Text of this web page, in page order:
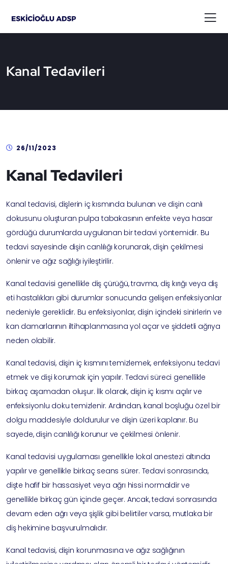
Kanal Tedavileri
26/11/2023
Kanal Tedavileri
Kanal tedavisi, dişlerin iç kısmında bulunan ve dişin canlı
dokusunu oluşturan pulpa tabakasının enfekte veya hasar
gördüğü durumlarda uygulanan bir tedavi yöntemidir. Bu
tedavi sayesinde dişin canlılığı korunarak, dişin çekilmesi
önlenir ve ağız sağlığı iyileştirilir.
Kanal tedavisi genellikle diş çürüğü, travma, diş kırığı veya diş
eti hastalıkları gibi durumlar sonucunda gelişen enfeksiyonlar
nedeniyle gereklidir. Bu enfeksiyonlar, dişin içindeki sinirlerin ve
kan damarlarının iltihaplanmasına yol açar ve şiddetli ağrıya
neden olabilir.
Kanal tedavisi, dişin iç kısmını temizlemek, enfeksiyonu tedavi
etmek ve dişi korumak için yapılır. Tedavi süreci genellikle
birkaç aşamadan oluşur. İlk olarak, dişin iç kısmı açılır ve
enfeksiyonlu doku temizlenir. Ardından, kanal boşluğu özel bir
dolgu maddesiyle doldurulur ve dişin üzeri kaplanır. Bu
sayede, dişin canlılığı korunur ve çekilmesi önlenir.
Kanal tedavisi uygulaması genellikle lokal anestezi altında
yapılır ve genellikle birkaç seans sürer. Tedavi sonrasında,
dişte hafif bir hassasiyet veya ağrı hissi normaldir ve
genellikle birkaç gün içinde geçer. Ancak, tedavi sonrasında
devam eden ağrı veya şişlik gibi belirtiler varsa, mutlaka bir
diş hekimine başvurulmalıdır.
Kanal tedavisi, dişin korunmasına ve ağız sağlığının